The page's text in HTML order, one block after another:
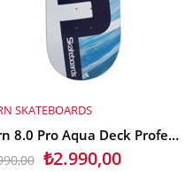
EKLE
SKATEBOARDS
Horn 8.0 Pro Aqua Deck Profesyonel Kaykay Tahtası
₺2.990,00